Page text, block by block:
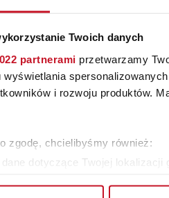
Twoich danych
partnerami przetwarzamy
wyświetlania
i rozwoju produktów.
zgodę, chcielibyśmy również:
dotyczące Twojej lokalizacji
W